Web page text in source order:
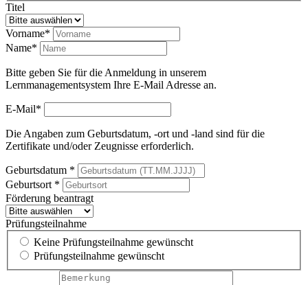
Titel
Vorname*
Name*
Bitte geben Sie für die Anmeldung in unserem
Lernmanagementsystem Ihre E-Mail Adresse an.
E-Mail*
Die Angaben zum Geburtsdatum, -ort und -land sind für die
Zertifikate und/oder Zeugnisse erforderlich.
Geburtsdatum *
Geburtsort *
Förderung beantragt
Prüfungsteilnahme
Keine Prüfungsteilnahme gewünscht
Prüfungsteilnahme gewünscht